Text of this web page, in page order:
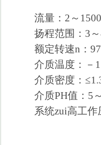
流量：2～
扬程范围：3
额定转速n：
介质温度：
介质密度：
介质PH值：5
系统zui高工作